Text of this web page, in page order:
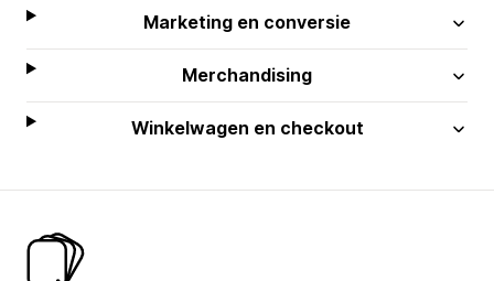
Marketing en conversie
Merchandising
Winkelwagen en checkout